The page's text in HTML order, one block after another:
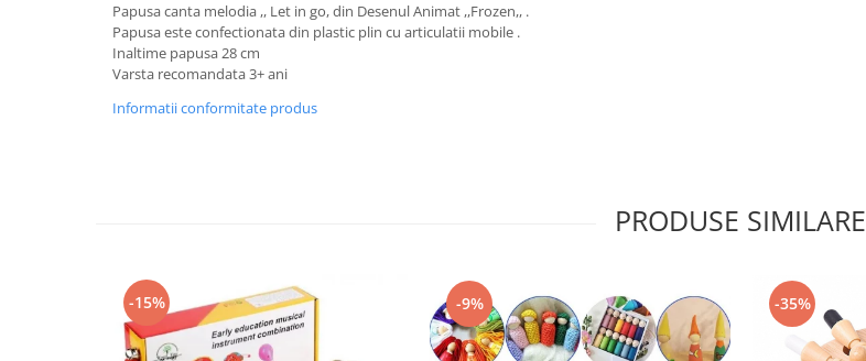
Papusa canta melodia ,, Let in go, din Desenul Animat ,,Frozen,, .
Papusa este confectionata din plastic plin cu articulatii mobile .
Inaltime papusa 28 cm
Varsta recomandata 3+ ani
Informatii conformitate produs
PRODUSE SIMILARE
-15% -9% -35%